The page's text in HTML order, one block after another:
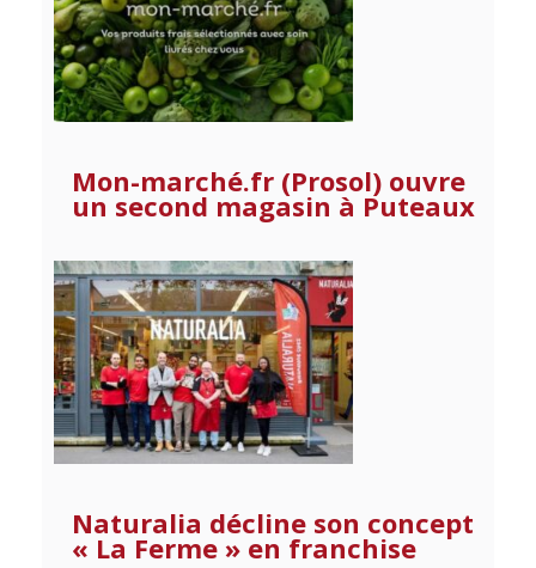
Mon-marché.fr (Prosol) ouvre
un second magasin à Puteaux
Naturalia décline son concept
« La Ferme » en franchise